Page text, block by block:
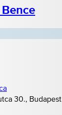
30., Budapest